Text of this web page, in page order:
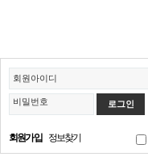
회원아이디
비밀번호
회원가입 정보찾기